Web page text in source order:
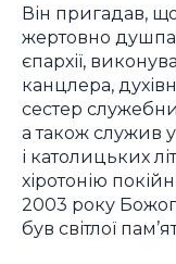
Він пригадав,
жертовно
єпархії,
канцлера,
сестер
а також служив
і католицьких
хіротонію
2003 року
був світлої